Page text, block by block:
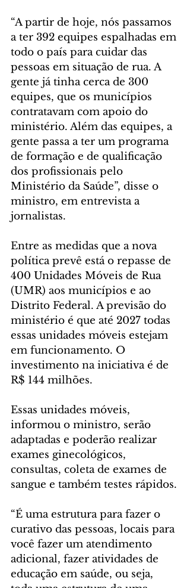
“A partir de hoje, nós passamos
a ter 392 equipes espalhadas em
todo o país para cuidar das
pessoas em situação de rua. A
gente já tinha cerca de 300
equipes, que os municípios
contratavam com apoio do
ministério. Além das equipes, a
gente passa a ter um programa
de formação e de qualificação
dos profissionais pelo
Ministério da Saúde”, disse o
ministro, em entrevista a
jornalistas.
Entre as medidas que a nova
política prevê está o repasse de
400 Unidades Móveis de Rua
(UMR) aos municípios e ao
Distrito Federal. A previsão do
ministério é que até 2027 todas
essas unidades móveis estejam
em funcionamento. O
investimento na iniciativa é de
R$ 144 milhões.
Essas unidades móveis,
informou o ministro, serão
adaptadas e poderão realizar
exames ginecológicos,
consultas, coleta de exames de
sangue e também testes rápidos.
“É uma estrutura para fazer o
curativo das pessoas, locais para
você fazer um atendimento
adicional, fazer atividades de
educação em saúde, ou seja,